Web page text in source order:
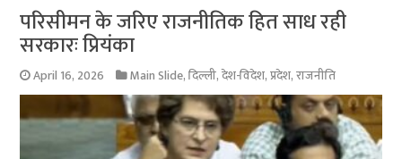
परिसीमन के जरिए राजनीतिक हित साध रही
सरकारः प्रियंका
April 16, 2026 Main Slide,दिल्ली,देश-विदेश,प्रदेश,राजनीति